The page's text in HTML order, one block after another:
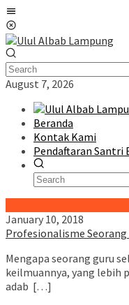
Skip
to
content
August 7, 2026
Beranda
Kontak Kami
Pendaftaran Santri
January 10, 2018
Profesionalisme Seorang
Mengapa seorang guru
keilmuannya, yang lebih
adab […]